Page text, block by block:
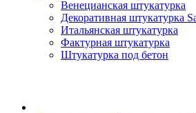
Венецианская штукатурка
Декоративная штукатурка
Итальянская штукатурка
Фактурная штукатурка
Штукатурка под бетон